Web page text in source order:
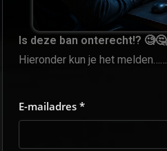
Is deze ban onterecht!? 🧐🤔
Hieronder kun je het melden……
E-mailadres *